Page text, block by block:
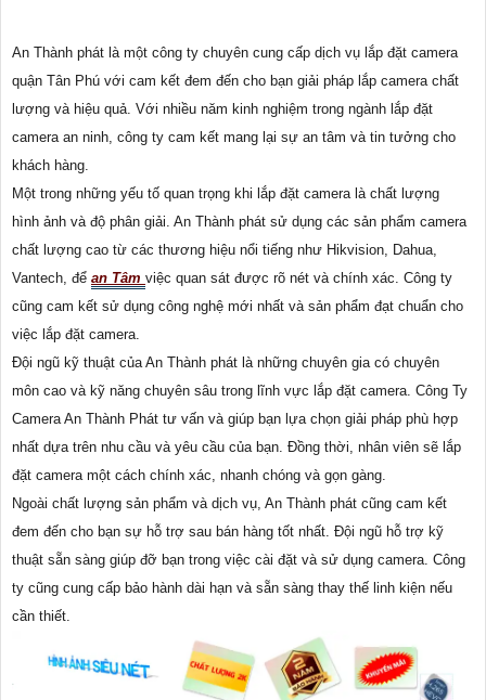
An Thành phát là một công ty chuyên cung cấp dịch vụ lắp đặt camera
quận Tân Phú với cam kết đem đến cho bạn giải pháp lắp camera chất
lượng và hiệu quả. Với nhiều năm kinh nghiệm trong ngành lắp đặt
camera an ninh, công ty cam kết mang lại sự an tâm và tin tưởng cho
khách hàng.
Một trong những yếu tố quan trọng khi lắp đặt camera là chất lượng
hình ảnh và độ phân giải. An Thành phát sử dụng các sản phẩm camera
chất lượng cao từ các thương hiệu nổi tiếng như Hikvision, Dahua,
Vantech, để an Tâm việc quan sát được rõ nét và chính xác. Công ty
cũng cam kết sử dụng công nghệ mới nhất và sản phẩm đạt chuẩn cho
việc lắp đặt camera.
Đội ngũ kỹ thuật của An Thành phát là những chuyên gia có chuyên
môn cao và kỹ năng chuyên sâu trong lĩnh vực lắp đặt camera. Công Ty
Camera An Thành Phát tư vấn và giúp bạn lựa chọn giải pháp phù hợp
nhất dựa trên nhu cầu và yêu cầu của bạn. Đồng thời, nhân viên sẽ lắp
đặt camera một cách chính xác, nhanh chóng và gọn gàng.
Ngoài chất lượng sản phẩm và dịch vụ, An Thành phát cũng cam kết
đem đến cho bạn sự hỗ trợ sau bán hàng tốt nhất. Đội ngũ hỗ trợ kỹ
thuật sẵn sàng giúp đỡ bạn trong việc cài đặt và sử dụng camera. Công
ty cũng cung cấp bảo hành dài hạn và sẵn sàng thay thế linh kiện nếu
cần thiết.